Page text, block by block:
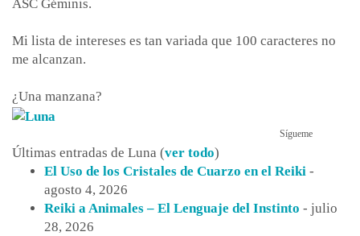
ASC Géminis.
Mi lista de intereses es tan variada que 100 caracteres no
me alcanzan.
¿Una manzana?
Sígueme
Últimas entradas de Luna (ver todo)
El Uso de los Cristales de Cuarzo en el Reiki -
agosto 4, 2026
Reiki a Animales – El Lenguaje del Instinto - julio
28, 2026